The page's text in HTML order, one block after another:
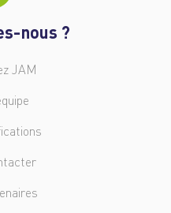
nous ?
JAM